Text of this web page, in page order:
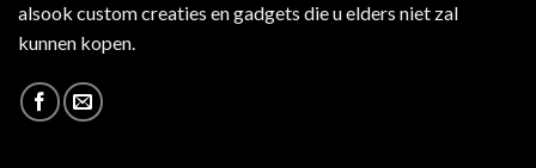
alsook custom creaties en gadgets die u elders niet zal
kunnen kopen.